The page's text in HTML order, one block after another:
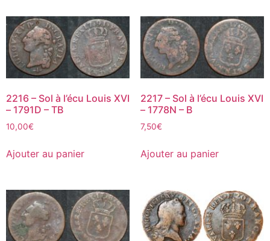
2216 – Sol à l’écu Louis XVI
– 1791D – TB
10,00€
Ajouter au panier
2217 – Sol à l’écu Louis XVI
– 1778N – B
7,50€
Ajouter au panier